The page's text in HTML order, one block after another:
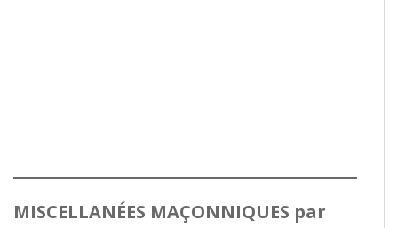
MISCELLANÉES MAÇONNIQUES par